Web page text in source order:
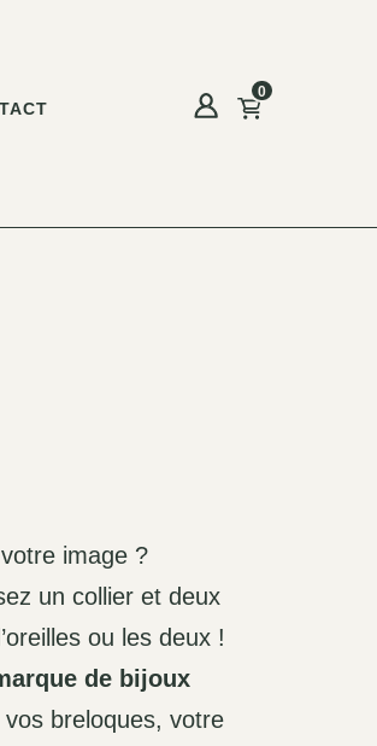
0
image ?
un collier et deux
ou les deux !
de bijoux
breloques, votre